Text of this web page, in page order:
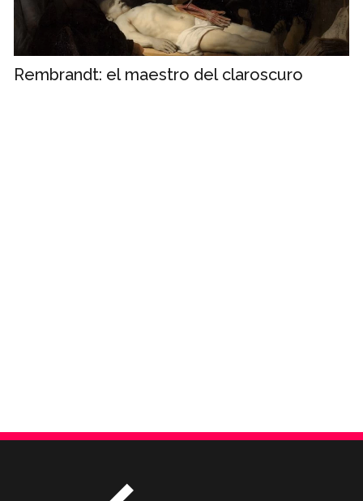
Rembrandt: el maestro del claroscuro